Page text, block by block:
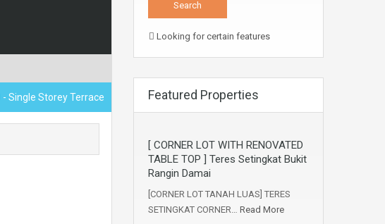
- Single Storey Terrace
Looking for certain features
Featured Properties
[ CORNER LOT WITH RENOVATED
TABLE TOP ] Teres Setingkat Bukit
Rangin Damai
[CORNER LOT TANAH LUAS] TERES
SETINGKAT CORNER… Read More